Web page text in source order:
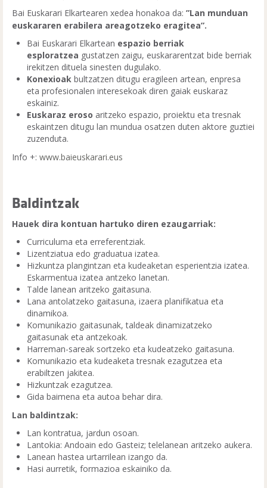
Bai Euskarari Elkartearen xedea honakoa da: ”Lan munduan
euskararen erabilera areagotzeko eragitea”.
Bai Euskarari Elkartean espazio berriak
esploratzea gustatzen zaigu, euskararentzat bide berriak
irekitzen dituela sinesten dugulako.
Konexioak bultzatzen ditugu eragileen artean, enpresa
eta profesionalen interesekoak diren gaiak euskaraz
eskainiz.
Euskaraz eroso aritzeko espazio, proiektu eta tresnak
eskaintzen ditugu lan mundua osatzen duten aktore guztiei
zuzenduta.
Info +: www.baieuskarari.eus
Baldintzak
Hauek dira kontuan hartuko diren ezaugarriak:
Curriculuma eta erreferentziak.
Lizentziatua edo graduatua izatea.
Hizkuntza plangintzan eta kudeaketan esperientzia izatea.
Eskarmentua izatea antzeko lanetan.
Talde lanean aritzeko gaitasuna.
Lana antolatzeko gaitasuna, izaera planifikatua eta
dinamikoa.
Komunikazio gaitasunak, taldeak dinamizatzeko
gaitasunak eta antzekoak.
Harreman-sareak sortzeko eta kudeatzeko gaitasuna.
Komunikazio eta kudeaketa tresnak ezagutzea eta
erabiltzen jakitea.
Hizkuntzak ezagutzea.
Gida baimena eta autoa behar dira.
Lan baldintzak:
Lan kontratua, jardun osoan.
Lantokia: Andoain edo Gasteiz; telelanean aritzeko aukera.
Lanean hastea urtarrilean izango da.
Hasi aurretik, formazioa eskainiko da.